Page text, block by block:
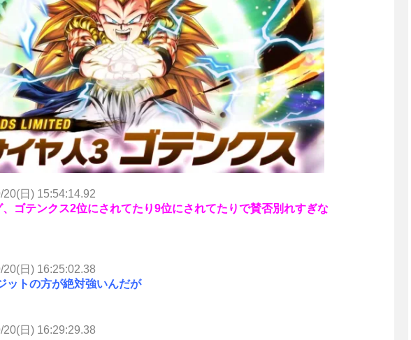
20(日) 15:54:14.92
ゴテンクス2位にされてたり9位にされてたりで賛否別れすぎな
20(日) 16:25:02.38
ットの方が絶対強いんだが
20(日) 16:29:29.38